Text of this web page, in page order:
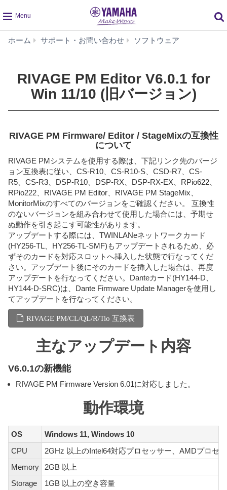
global
navigation
ホーム サポート・お問い合わせ ソフトウェア
V6.0.1
for
Win
11/10
ー
ョ
ン)
RIVAGE PM Editor V6.0.1 for
Win 11/10 (旧バージョン)
RIVAGE PM Firmware/ Editor / StageMixの互換性
について
RIVAGE PMシステムを使用する際は、下記リンク先のバージ
ョン互換表に従い、CS-R10、CS-R10-S、CSD-R7、CS-
R5、CS-R3、DSP-R10、DSP-RX、DSP-RX-EX、RPio622、
RPio222、RIVAGE PM Editor、RIVAGE PM StageMix、
MonitorMixのすべてのバージョンをご確認ください。 互換性
のないバージョンを組み合わせて使用した場合には、予期せ
ぬ動作を引き起こす可能性があります。
アップデートする際には、TWINLANeネットワークカード
(HY256-TL、HY256-TL-SMF)もアップデートされるため、必
ずそのカードを対応スロットへ挿入した状態で行なってくだ
さい。アップデート後にそのカードを挿入した場合は、再度
アップデートを行なってください。Danteカード(HY144-D、
HY144-D-SRC)は、Dante Firmware Update Managerを使用し
てアップデートを行なってください。
RIVAGE PM/CL/QL/R/Tio 互換表
主なアップデート内容
V6.0.1の新機能
RIVAGE PM Firmware Version 6.01に対応しました。
動作環境
OS
Windows 11, Windows 10
CPU
2GHz 以上のIntel64対応プロセッサー、AMDプロセ
Memory
2GB 以上
Storage
1GB 以上の空き容量